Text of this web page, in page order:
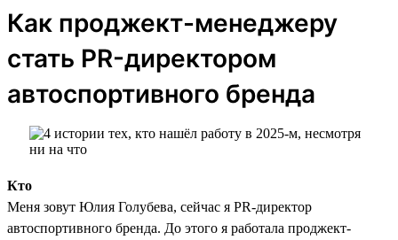
Как проджект-менеджеру
стать PR-директором
автоспортивного бренда
Кто
Меня зовут Юлия Голубева, сейчас я PR-директор
автоспортивного бренда. До этого я работала проджект-